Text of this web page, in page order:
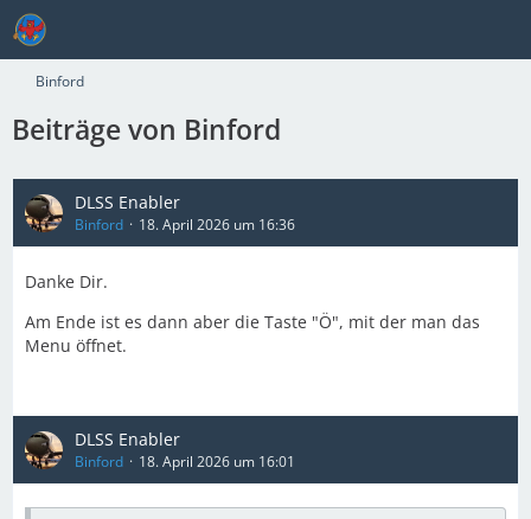
Binford
Beiträge von Binford
DLSS Enabler
Binford 18. April 2026 um 16:36
Danke Dir.
Am Ende ist es dann aber die Taste "Ö", mit der man das
Menu öffnet.
DLSS Enabler
Binford 18. April 2026 um 16:01